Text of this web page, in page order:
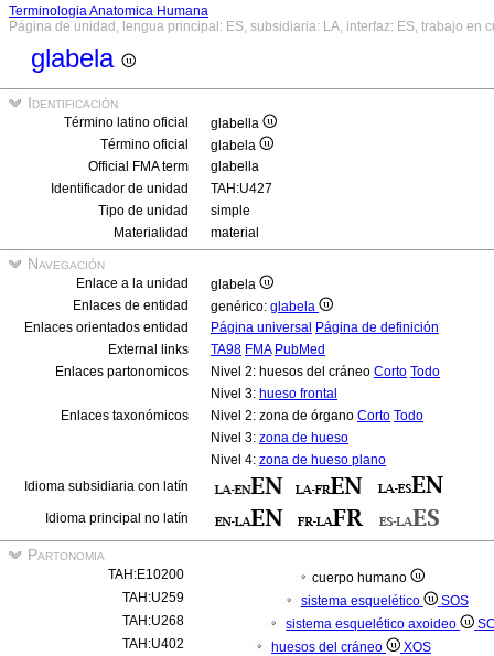
Terminologia Anatomica Humana
Página de unidad, lengua principal: ES, subsidiaria: LA, interfaz: ES, trabajo en
glabela
Identificación
Término latino oficial
glabella
Término oficial
glabela
Official FMA term
glabella
Identificador de unidad
TAH:U427
Tipo de unidad
simple
Materialidad
material
Navegación
Enlace a la unidad
glabela
Enlaces de entidad
genérico: glabela
Enlaces orientados entidad
Página universal Página de definición
External links
TA98 FMA PubMed
Enlaces partonomicos
Nivel 2: huesos del cráneo Corto Todo
Nivel 3: hueso frontal
Enlaces taxonómicos
Nivel 2: zona de órgano Corto Todo
Nivel 3: zona de hueso
Nivel 4: zona de hueso plano
Idioma subsidiaria con latín
Idioma principal no latín
Partonomia
TAH:E10200
cuerpo humano
TAH:U259
sistema esquelético
SOS
TAH:U268
sistema esquelético axoideo
TAH:U402
huesos del cráneo
XOS